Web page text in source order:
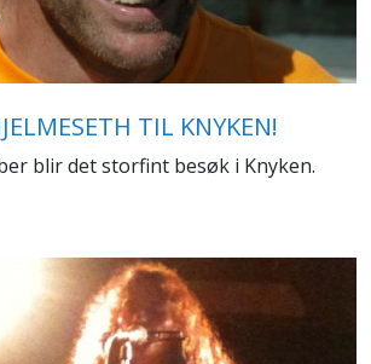
TIL KNYKEN!
blir det storfint besøk i Knyken.